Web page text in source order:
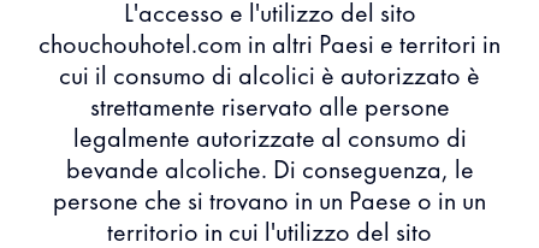
L'accesso e l'utilizzo del sito
chouchouhotel.com in altri Paesi e territori in
cui il consumo di alcolici è autorizzato è
strettamente riservato alle persone
legalmente autorizzate al consumo di
bevande alcoliche. Di conseguenza, le
persone che si trovano in un Paese o in un
territorio in cui l'utilizzo del sito